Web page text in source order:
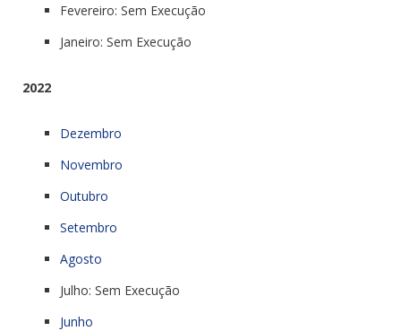
Fevereiro: Sem Execução
Janeiro: Sem Execução
2022
Dezembro
Novembro
Outubro
Setembro
Agosto
Julho: Sem Execução
Junho